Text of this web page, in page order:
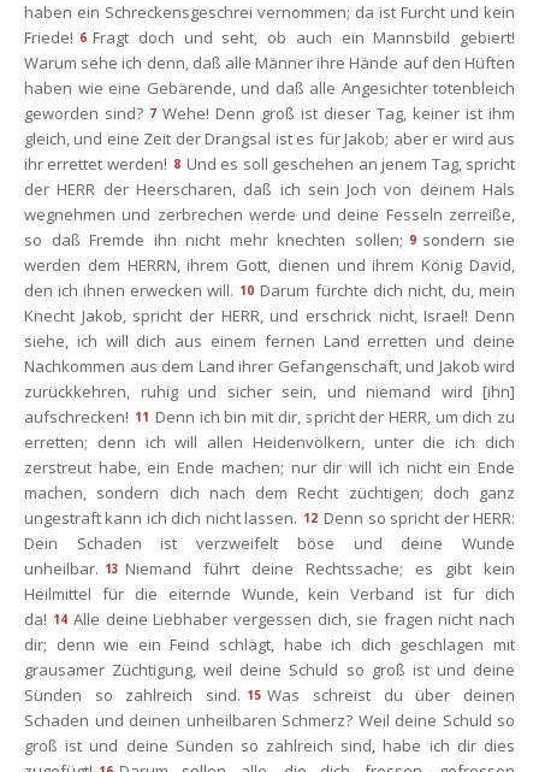
haben ein Schreckensgeschrei vernommen; da ist Furcht und kein
Friede! 6 Fragt doch und seht, ob auch ein Mannsbild gebiert!
Warum sehe ich denn, daß alle Männer ihre Hände auf den Hüften
haben wie eine Gebärende, und daß alle Angesichter totenbleich
geworden sind? 7 Wehe! Denn groß ist dieser Tag, keiner ist ihm
gleich, und eine Zeit der Drangsal ist es für Jakob; aber er wird aus
ihr errettet werden! 8 Und es soll geschehen an jenem Tag, spricht
der HERR der Heerscharen, daß ich sein Joch von deinem Hals
wegnehmen und zerbrechen werde und deine Fesseln zerreiße,
o daß Fremde ihn nicht mehr knechten sollen; 9 ondern sie
werden dem HERRN, ihrem Gott, dienen und ihrem König David,
den ich ihnen erwecken will. 10 Darum fürchte dich nicht, du, mein
Knecht Jakob, spricht der HERR, und erschrick nicht, Israel! Denn
iehe, ich will dich aus einem fernen Land erretten und deine
Nachkommen aus dem Land ihrer Gefangenschaft, und Jakob wird
zurückkehren, ruhig und sicher sein, und niemand wird [ihn]
aufschrecken! 11 Denn ich bin mit dir, spricht der HERR, um dich zu
erretten; denn ich will allen Heidenvölkern, unter die ich dich
zerstreut habe, ein Ende machen; nur dir will ich nicht ein Ende
machen, sondern dich nach dem Recht züchtigen; doch ganz
ungestraft kann ich dich nicht lassen. 12 Denn so spricht der HERR:
Dein Schaden ist verzweifelt böse und deine Wunde
unheilbar. 13 Niemand führt deine Rechtssache; es gibt kein
Heilmittel für die eiternde Wunde, kein Verband ist für dich
da! 14 Alle deine Liebhaber vergessen dich, sie fragen nicht nach
dir; denn wie ein Feind schlägt, habe ich dich geschlagen mit
grausamer Züchtigung, weil deine Schuld so groß ist und deine
Sünden so zahlreich sind. 15 Was schreist du über deinen
Schaden und deinen unheilbaren Schmerz? Weil deine Schuld so
groß ist und deine Sünden so zahlreich sind, habe ich dir dies